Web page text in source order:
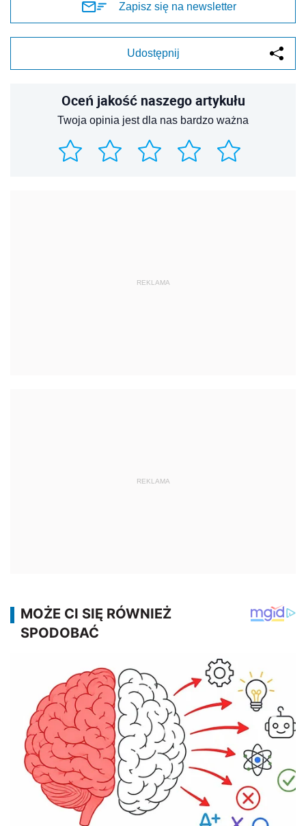
Zapisz się na newsletter
Udostępnij
Oceń jakość naszego artykułu
Twoja opinia jest dla nas bardzo ważna
REKLAMA
REKLAMA